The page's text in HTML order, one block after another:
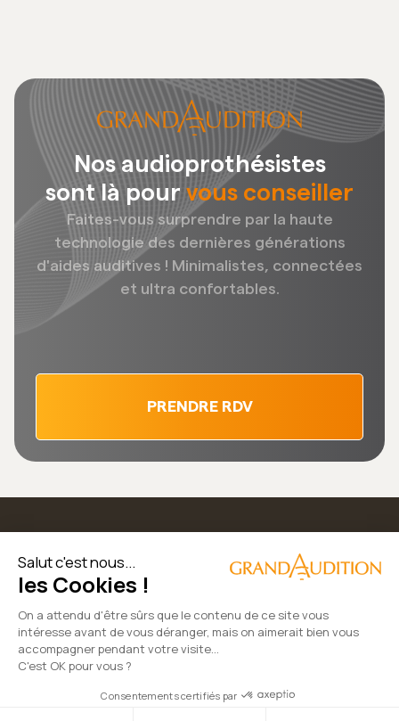
Nos audioprothésistes
sont là pourvous conseiller
Faites-vous surprendre par la haute
technologie des dernières générations
d'aides auditives ! Minimalistes, connectées
et ultra confortables.
PRENDRE RDV
Salut c'est nous...
les Cookies !
On a attendu d'être sûrs que le contenu de ce site vous
intéresse avant de vous déranger, mais on aimerait bien vous
accompagner pendant votre visite...
C'est OK pour vous ?
Consentements certifiés par